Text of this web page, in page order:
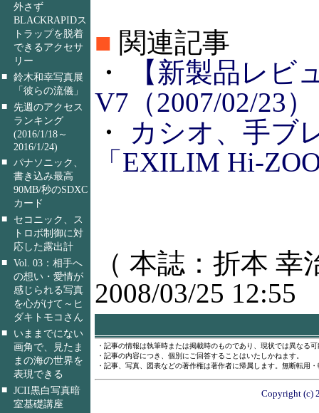
外さず
BLACKRAPIDス
トラップを脱着
できるアクセサ
リー
■ 鈴木和幸写真展
「彼らの流儀」
■ 先週のアクセス
ランキング
(2016/1/18～
2016/1/24)
■ パナソニック、
書き込み最高
90MB/秒のSDXC
カード
■
セコニック、ス
トロボ制御に対
応した露出計
■ Vol. 03：相手へ
の想い・愛情が
感じられる写真
を心がけて～ヒ
ダキトモコさん
■
いままでにない
画角で、見たま
まの海の世界を
表現できる
■ JCII黒白写真暗
室基礎講座
■ 関連記事
・
【新製品レ
V7（2007/02/23）
・
カシオ、手ブ
「EXILIM Hi-
（ 本誌：折本 幸
2008/03/25 12:55
・記事の情報は執筆時または掲載時のものであり、現状では異なる
・記事の内容につき、個別にご回答することはいたしかねます。
・記事、写真、図表などの著作権は著作者に帰属します。無断転用
Copyright (c)